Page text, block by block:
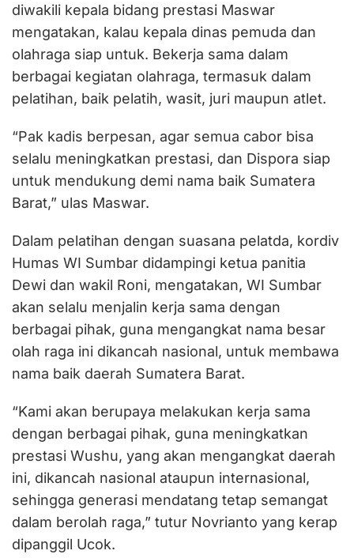
diwakili kepala bidang prestasi Maswar
mengatakan, kalau kepala dinas pemuda dan
olahraga siap untuk. Bekerja sama dalam
berbagai kegiatan olahraga, termasuk dalam
pelatihan, baik pelatih, wasit, juri maupun atlet.
“Pak kadis berpesan, agar semua cabor bisa
selalu meningkatkan prestasi, dan Dispora siap
untuk mendukung demi nama baik Sumatera
Barat,” ulas Maswar.
Dalam pelatihan dengan suasana pelatda, kordiv
Humas WI Sumbar didampingi ketua panitia
Dewi dan wakil Roni, mengatakan, WI Sumbar
akan selalu menjalin kerja sama dengan
berbagai pihak, guna mengangkat nama besar
olah raga ini dikancah nasional, untuk membawa
nama baik daerah Sumatera Barat.
“Kami akan berupaya melakukan kerja sama
dengan berbagai pihak, guna meningkatkan
prestasi Wushu, yang akan mengangkat daerah
ini, dikancah nasional ataupun internasional,
sehingga generasi mendatang tetap semangat
dalam berolah raga,” tutur Novrianto yang kerap
dipanggil Ucok.